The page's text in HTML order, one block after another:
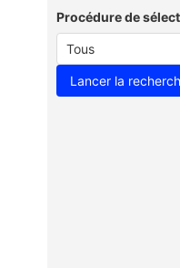
Procédure de